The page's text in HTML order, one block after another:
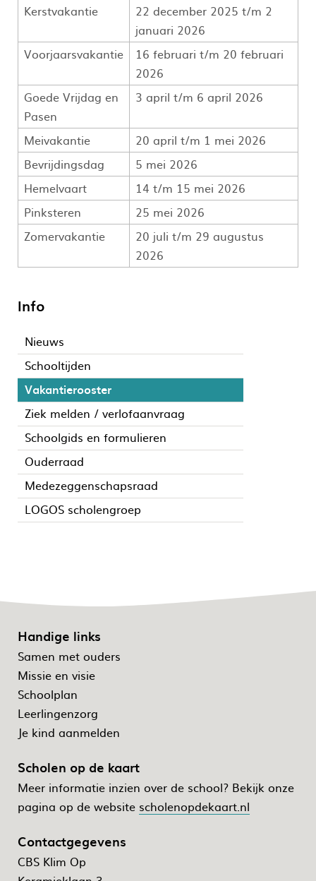
Kerstvakantie
22 december 2025 t/m 2
januari 2026
Voorjaarsvakantie
16 februari t/m 20 februari
2026
Goede Vrijdag en
Pasen
3 april t/m 6 april 2026
Meivakantie
20 april t/m 1 mei 2026
Bevrijdingsdag
5 mei 2026
Hemelvaart
14 t/m 15 mei 2026
Pinksteren
25 mei 2026
Zomervakantie
20 juli t/m 29 augustus
2026
Info
Nieuws
Schooltijden
Vakantierooster
Ziek melden / verlofaanvraag
Schoolgids en formulieren
Ouderraad
Medezeggenschapsraad
LOGOS scholengroep
Handige links
Samen met ouders
Missie en visie
Schoolplan
Leerlingenzorg
Je kind aanmelden
Scholen op de kaart
Meer informatie inzien over de school? Bekijk onze
pagina op de website scholenopdekaart.nl
Contactgegevens
CBS Klim Op